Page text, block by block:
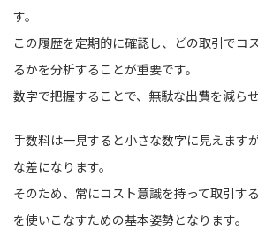
す。
この履歴を定期的に確認し、どの取引でコ
るかを分析することが重要です。
数字で把握することで、無駄な出費を減らせ
手数料は一見すると小さな数字に見えます
な差になります。
そのため、常にコスト意識を持って取引す
を使いこなすための基本姿勢となります。